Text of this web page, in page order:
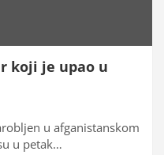
koji je upao u
u afganistanskom
u petak…